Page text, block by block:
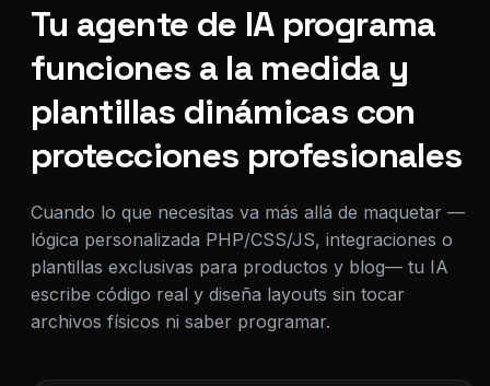
Tu agente de IA programa
funciones a la medida y
plantillas dinámicas con
protecciones profesionales
Cuando lo que necesitas va más allá de maquetar —
lógica personalizada PHP/CSS/JS, integraciones o
plantillas exclusivas para productos y blog— tu IA
escribe código real y diseña layouts sin tocar
archivos físicos ni saber programar.